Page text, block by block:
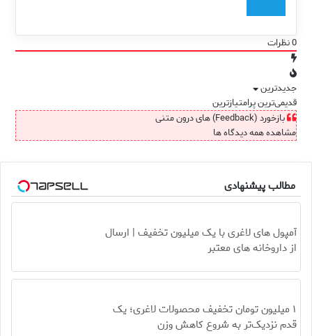
0نظرات
جدیدترین
قدیمی‌ترینپرامتیازترین
بازخورد (Feedback) های درون متنی
مشاهده همه دیدگاه ها
مطالب پیشنهادی
آمپول های لاغری با یک میلیون تخفیف | ارسال
از داروخانه های معتبر
۱ میلیون تومان تخفیف محصولات لاغری؛ یک
قدم نزدیک‌تر به شروع کاهش وزن